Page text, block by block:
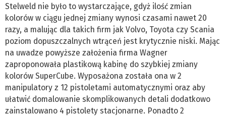
Stelweld nie było to wystarczające, gdyż ilość zmian
kolorów w ciągu jednej zmiany wynosi czasami nawet 20
razy, a malując dla takich firm jak Volvo, Toyota czy Scania
poziom dopuszczalnych wtrąceń jest krytycznie niski. Mając
na uwadze powyższe założenia firma Wagner
zaproponowała plastikową kabinę do szybkiej zmiany
kolorów SuperCube. Wyposażona została ona w 2
manipulatory z 12 pistoletami automatycznymi oraz aby
ułatwić domalowanie skomplikowanych detali dodatkowo
zainstalowano 4 pistolety stacjonarne. Ponadto 2